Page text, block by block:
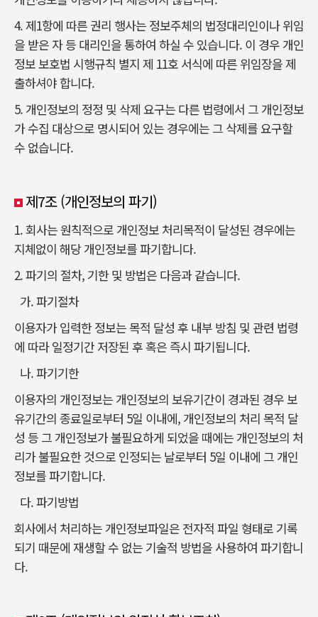
4. 제1항에 따른 권리 행사는 정보주체의 법정대리인이나 위임
을 받은 자 등 대리인을 통하여 하실 수 있습니다. 이 경우 개인
정보 보호법 시행규칙 별지 제 11호 서식에 따른 위임장을 제
출하셔야 합니다.
5. 개인정보의 정정 및 삭제 요구는 다른 법령에서 그 개인정보
가 수집 대상으로 명시되어 있는 경우에는 그 삭제를 요구할
수 없습니다.
제7조 (개인정보의 파기)
1. 회사는 원칙적으로 개인정보 처리목적이 달성된 경우에는
지체없이 해당 개인정보를 파기합니다.
2. 파기의 절차, 기한 및 방법은 다음과 같습니다.
가. 파기절차
이용자가 입력한 정보는 목적 달성 후 내부 방침 및 관련 법령
에 따라 일정기간 저장된 후 혹은 즉시 파기됩니다.
나. 파기기한
이용자의 개인정보는 개인정보의 보유기간이 경과된 경우 보
유기간의 종료일로부터 5일 이내에, 개인정보의 처리 목적 달
성 등 그 개인정보가 불필요하게 되었을 때에는 개인정보의 처
리가 불필요한 것으로 인정되는 날로부터 5일 이내에 그 개인
정보를 파기합니다.
다. 파기방법
회사에서 처리하는 개인정보파일은 전자적 파일 형태로 기록
되기 때문에 재생할 수 없는 기술적 방법을 사용하여 파기합니
다.